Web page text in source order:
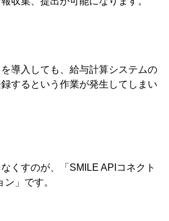
導入しても、給与計算システムの
するという作業が発生してしまい
くすのが、「SMILE APIコネクト
」です。